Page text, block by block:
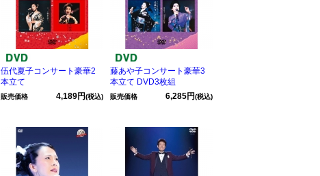
伍代夏子コンサート豪華2
本立て
販売価格 4,189円(税込)
藤あや子コンサート豪華3
本立て DVD3枚組
販売価格 6,285円(税込)